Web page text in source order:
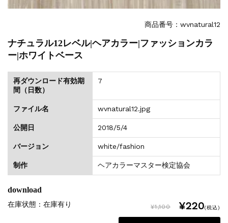
商品番号：wvnatural12
ナチュラル12レベル|ヘアカラー|ファッションカラ
ー|ホワイトベース
再ダウンロード有効期
間（日数）
7
ファイル名 wvnatural12.jpg
公開日 2018/5/4
バージョン white/fashion
制作 ヘアカラーマスター検定協会
download
在庫状態 : 在庫有り ¥1,100 ¥220(税込)